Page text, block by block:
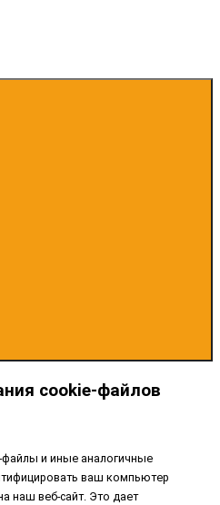
cookie-файлов
и иные аналогичные
ваш компьютер
наш веб-сайт. Это дает